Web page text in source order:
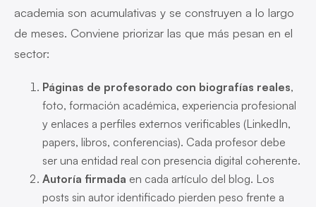
academia son acumulativas y se construyen a lo largo
de meses. Conviene priorizar las que más pesan en el
sector:
Páginas de profesorado con biografías reales,
foto, formación académica, experiencia profesional
y enlaces a perfiles externos verificables (LinkedIn,
papers, libros, conferencias). Cada profesor debe
ser una entidad real con presencia digital coherente.
Autoría firmada en cada artículo del blog. Los
posts sin autor identificado pierden peso frente a